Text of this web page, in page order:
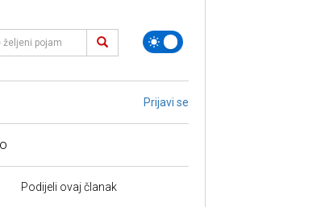
Prijavi se
Podijeli ovaj članak